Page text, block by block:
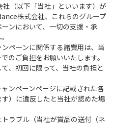
（以下「当社」といいます）が
株式会社、これらのグループ
ンにおいて、一切の支援・承
ペーンに関係する諸費用は、当
のご負担をお願いいたします。
、初回に限って、当社の負担と
ンペーンページに記載された各
）に違反したと当社が認めた場
ラブル（当社が賞品の送付（ネ